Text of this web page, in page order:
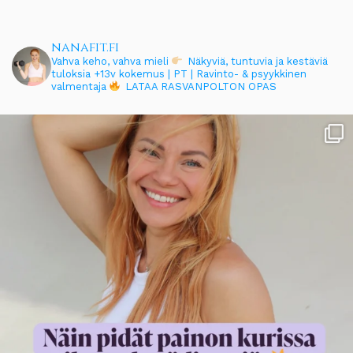
nanafit.fi
Vahva keho, vahva mieli
Näkyviä, tuntuvia ja kestäviä
tuloksia +13v kokemus | PT | Ravinto- & psyykkinen
valmentaja
LATAA RASVANPOLTON OPAS